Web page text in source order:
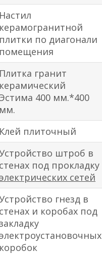
Настил
керамогранитной
плитки по диагонали
помещения
Плитка гранит
керамический
Эстима 400 мм.*400
мм.
Клей плиточный
штроб в
стенах под прокладку
электрических сетей
гнезд в
стенах и коробах под
электроустановочных
коробок